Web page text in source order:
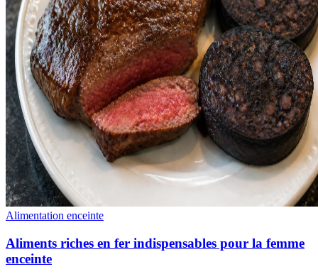
Alimentation enceinte
Aliments riches en fer indispensables pour la femme
enceinte